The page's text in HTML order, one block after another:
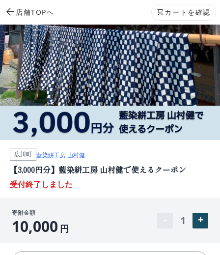
arrow_back 店舗TOPへ shopping_cart カートを確認
広川町 藍染絣工房 山村健
【3,000円分】藍染絣工房 山村健で使えるクーポン
受付終了しました
寄附金額
10,000 円
1